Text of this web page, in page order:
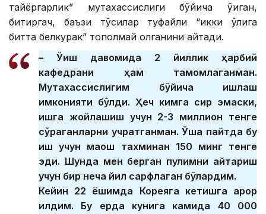
тайёргарлик” мутахассислиги бўйича ўқиган,
битиргач, баъзи тўсиқлар туфайли “икки қўлига
битта белкурак” тополмай қолганини айтади.
– Ўқиш давомида 2 йиллик ҳарбий
кафедрани ҳам тамомлаганман.
Мутахассислигим бўйича ишлаш
имконияти бўлди. Ҳеч кимга сир эмаски,
ишга жойлашиш учун 2-3 миллион тенге
сўраганларни учратганман. Ўша пайтда бу
иш учун маош тахминан 150 минг тенге
эди. Шунда мен берган пулимни қайтариш
учун бир неча йил сарфлаган бўлардим.
Кейин 22 ёшимда Кореяга кетишга қарор
қилдим. Бу ерда кунига камида 40 000